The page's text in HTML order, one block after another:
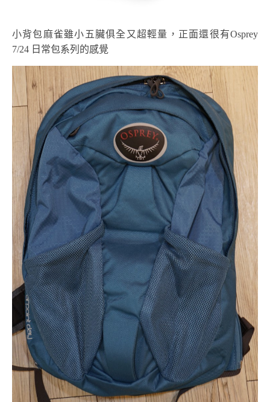
小背包麻雀雖小五臟俱全又超輕量，正面還很有Osprey
7/24 日常包系列的感覺